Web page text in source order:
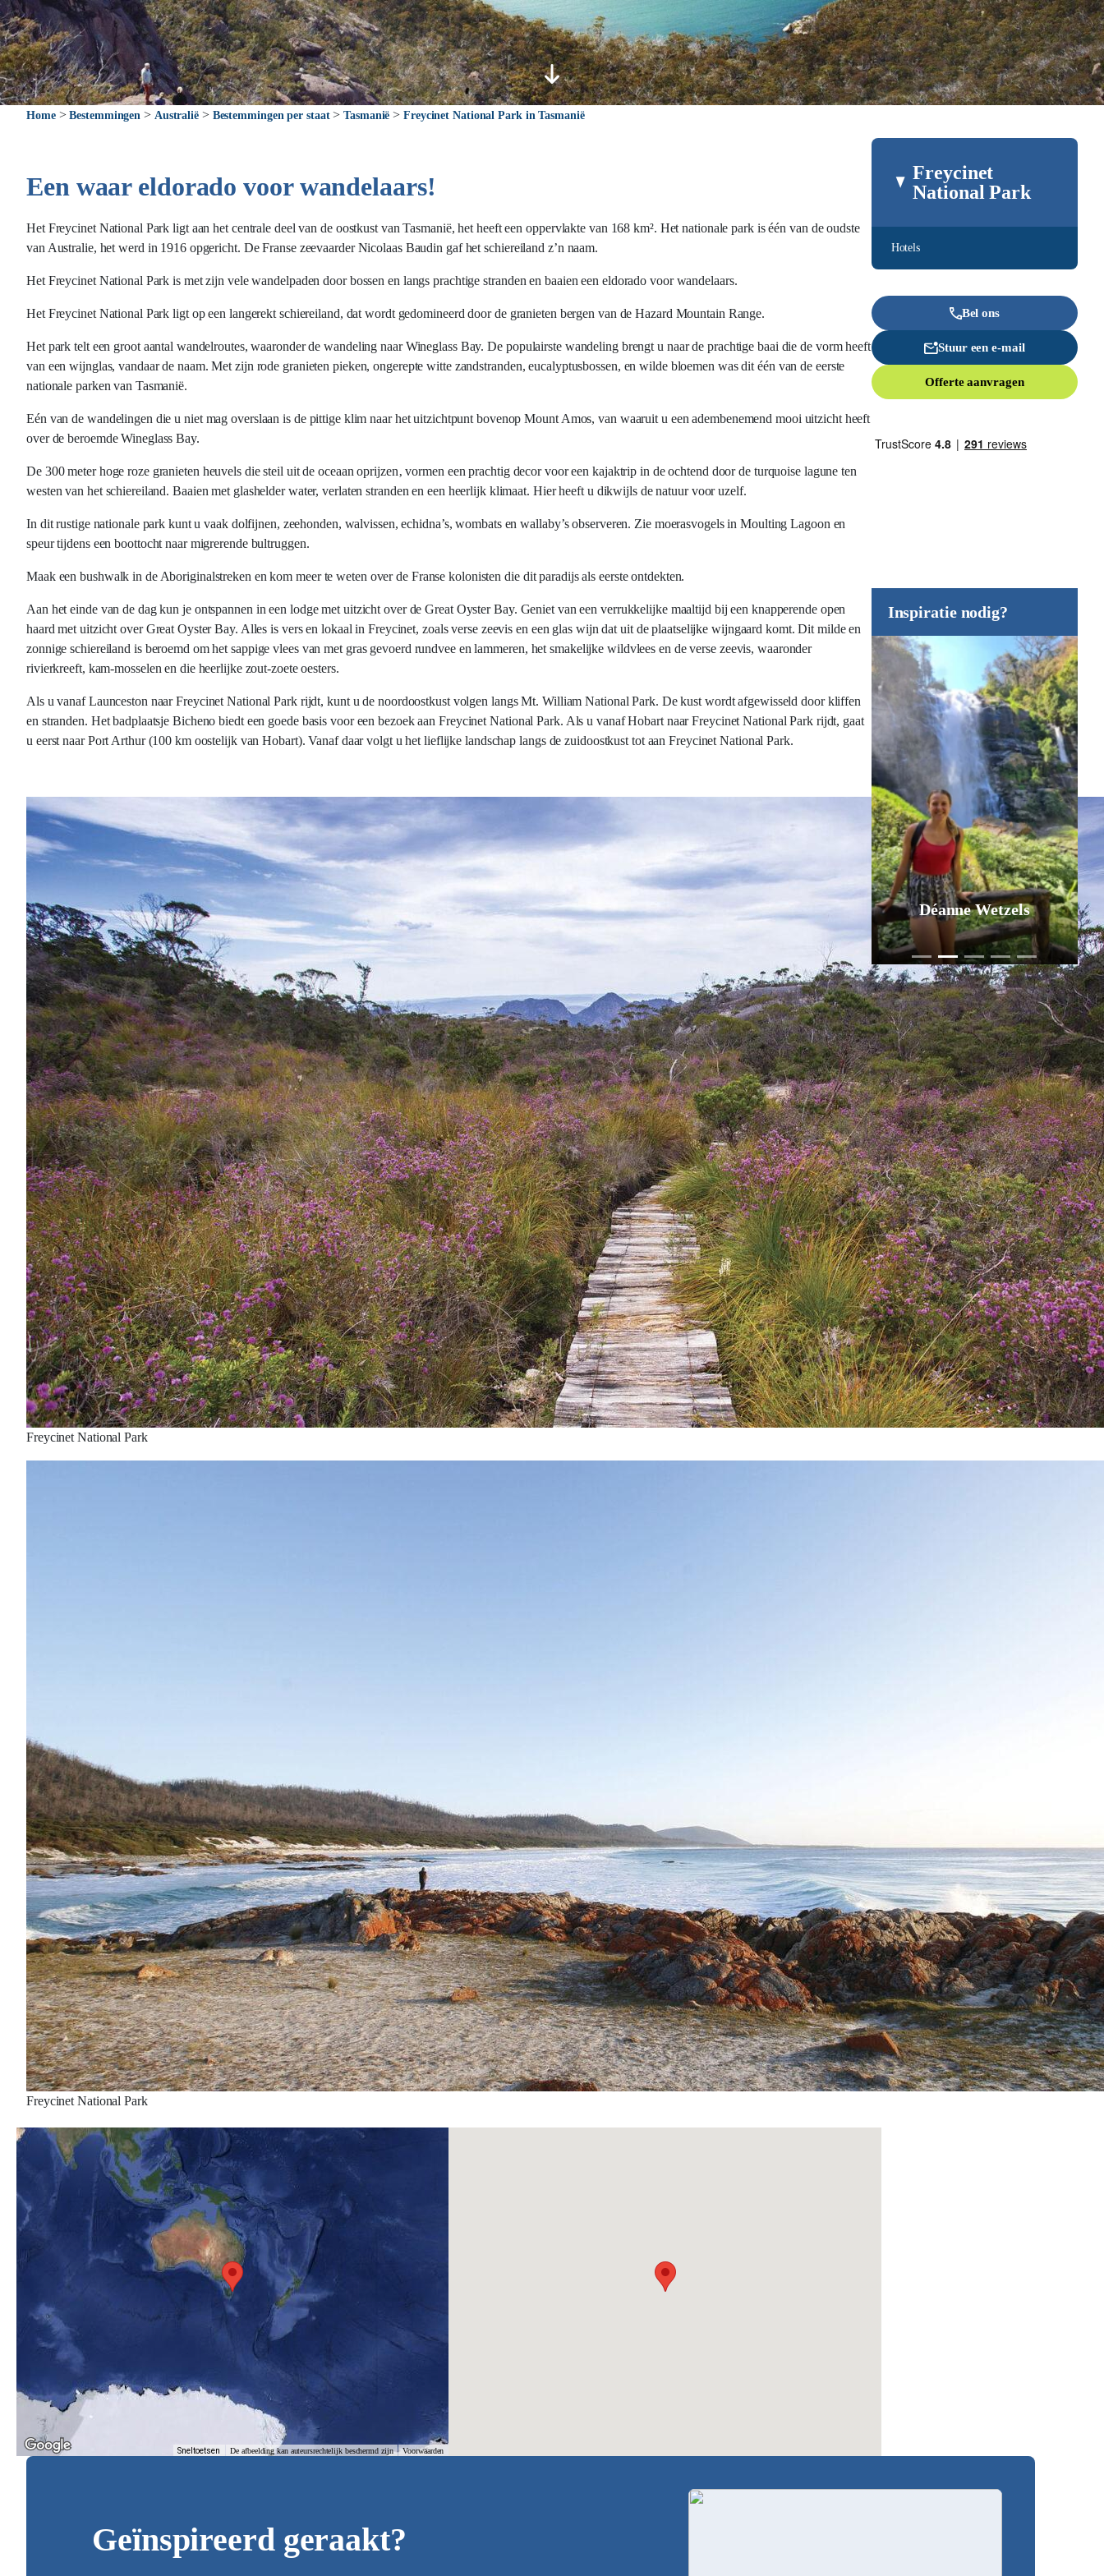
Home>Bestemmingen > Australië> Bestemmingen per staat>Tasmanië >Freycinet National Park in Tasmanië
Freycinet
National Park
Hotels
Bel ons
Stuur een e-mail
Offerte aanvragen
Inspiratie nodig?
Déanne Wetzels
Een waar eldorado voor wandelaars!
Het Freycinet National Park ligt aan het centrale deel van de oostkust van Tasmanië, het heeft een oppervlakte van 168 km². Het nationale park is één van de oudste
van Australie, het werd in 1916 opgericht. De Franse zeevaarder Nicolaas Baudin gaf het schiereiland z’n naam.
Het Freycinet National Park is met zijn vele wandelpaden door bossen en langs prachtige stranden en baaien een eldorado voor wandelaars.
Het Freycinet National Park ligt op een langerekt schiereiland, dat wordt gedomineerd door de granieten bergen van de Hazard Mountain Range.
Het park telt een groot aantal wandelroutes, waaronder de wandeling naar Wineglass Bay. De populairste wandeling brengt u naar de prachtige baai die de vorm heeft
van een wijnglas, vandaar de naam. Met zijn rode granieten pieken, ongerepte witte zandstranden, eucalyptusbossen, en wilde bloemen was dit één van de eerste
nationale parken van Tasmanië.
Eén van de wandelingen die u niet mag overslaan is de pittige klim naar het uitzichtpunt bovenop Mount Amos, van waaruit u een adembenemend mooi uitzicht heeft
over de beroemde Wineglass Bay.
De 300 meter hoge roze granieten heuvels die steil uit de oceaan oprijzen‚ vormen een prachtig decor voor een kajaktrip in de ochtend door de turquoise lagune ten
westen van het schiereiland. Baaien met glashelder water, verlaten stranden en een heerlijk klimaat. Hier heeft u dikwijls de natuur voor uzelf.
In dit rustige nationale park kunt u vaak dolfijnen, zeehonden, walvissen, echidna’s, wombats en wallaby’s observeren. Zie moerasvogels in Moulting Lagoon en
speur tijdens een boottocht naar migrerende bultruggen.
Maak een bushwalk in de Aboriginalstreken en kom meer te weten over de Franse kolonisten die dit paradijs als eerste ontdekten.
Aan het einde van de dag kun je ontspannen in een lodge met uitzicht over de Great Oyster Bay. Geniet van een verrukkelijke maaltijd bij een knapperende open
haard met uitzicht over Great Oyster Bay. Alles is vers en lokaal in Freycinet, zoals verse zeevis en een glas wijn dat uit de plaatselijke wijngaard komt. Dit milde en
zonnige schiereiland is beroemd om het sappige vlees van met gras gevoerd rundvee en lammeren, het smakelijke wildvlees en de verse zeevis, waaronder
rivierkreeft, kam-mosselen en die heerlijke zout-zoete oesters.
Als u vanaf Launceston naar Freycinet National Park rijdt, kunt u de noordoostkust volgen langs Mt. William National Park. De kust wordt afgewisseld door kliffen
en stranden. Het badplaatsje Bicheno biedt een goede basis voor een bezoek aan Freycinet National Park. Als u vanaf Hobart naar Freycinet National Park rijdt, gaat
u eerst naar Port Arthur (100 km oostelijk van Hobart). Vanaf daar volgt u het lieflijke landschap langs de zuidoostkust tot aan Freycinet National Park.
Freycinet National Park
Freycinet National Park
Sneltoetsen De afbeelding kan auteursrechtelijk beschermd zijn Voorwaarden
Geïnspireerd geraakt?